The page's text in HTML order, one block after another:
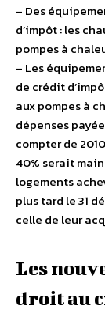
– Des
d’impôt : les
pompes à
– Les
de crédit
aux pompes à
dépenses
compter de
40% serait
logements
plus tard le 31
celle de leur
Les
droit au